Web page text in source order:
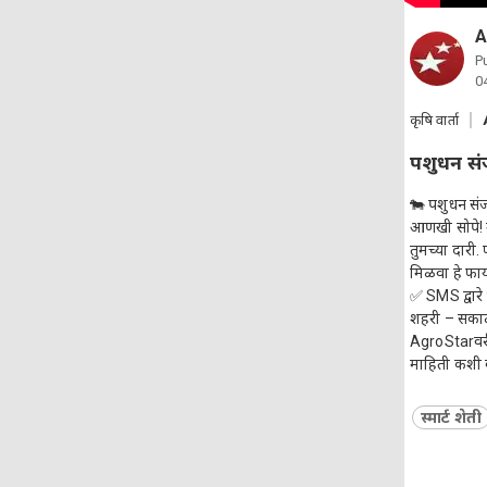
कृषि वार्ता
पशुधन
🐄 पशुधन
आणखी सोपे!
तुमच्या
मिळवा हे
✅ SMS
शहरी –
माहिती
स्मार्ट शेती